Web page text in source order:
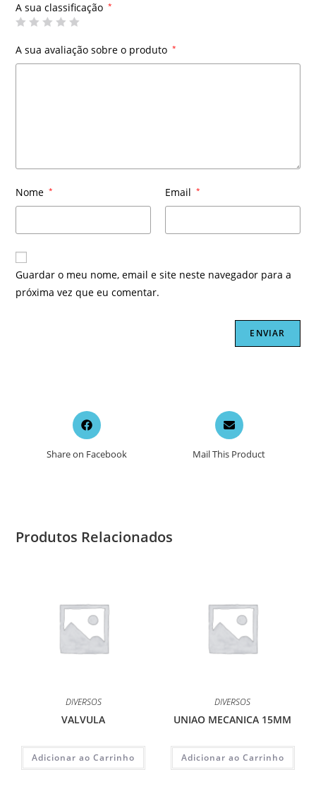
A sua classificação *
A sua avaliação sobre o produto *
Nome * Email *
Guardar o meu nome, email e site neste navegador para a
próxima vez que eu comentar.
Opens
in
new
Share on Facebook
Opens
in
a
new
Mail This Product
Produtos Relacionados
DIVERSOS
VALVULA
Adicionar ao Carrinho
DIVERSOS
UNIAO MECANICA 15MM
Adicionar ao Carrinho